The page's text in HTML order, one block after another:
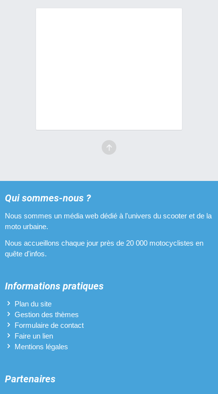
Qui sommes-nous ?
Nous sommes un média web dédié à l'univers du scooter et de la
moto urbaine.
Nous accueillons chaque jour près de 20 000 motocyclistes en
quête d'infos.
Informations pratiques
Plan du site
Gestion des thèmes
Formulaire de contact
Faire un lien
Mentions légales
Partenaires